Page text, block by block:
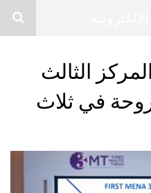
الثالث
في ثلاث